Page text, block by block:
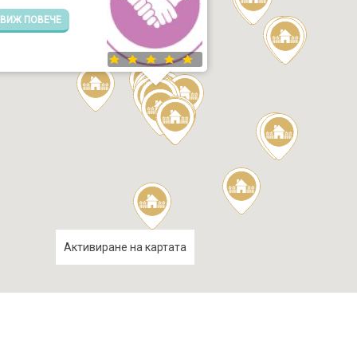
ВИЖ ПОВЕЧЕ
Активиране на картата